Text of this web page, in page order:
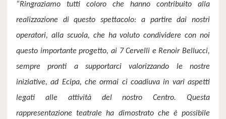
“Ringraziamo tutti coloro che hanno contribuito alla
realizzazione di questo spettacolo: a partire dai nostri
operatori, alla scuola, che ha voluto condividere con noi
questo importante progetto, ai 7 Cervelli eRenoir Bellucci,
sempre pronti a supportarci valorizzando le nostre
iniziative, ad Ecipa, che ormai ci coadiuva in vari aspetti
legati alle attività del nostro Centro. Questa
rappresentazione teatrale ha dimostrato che è possibile